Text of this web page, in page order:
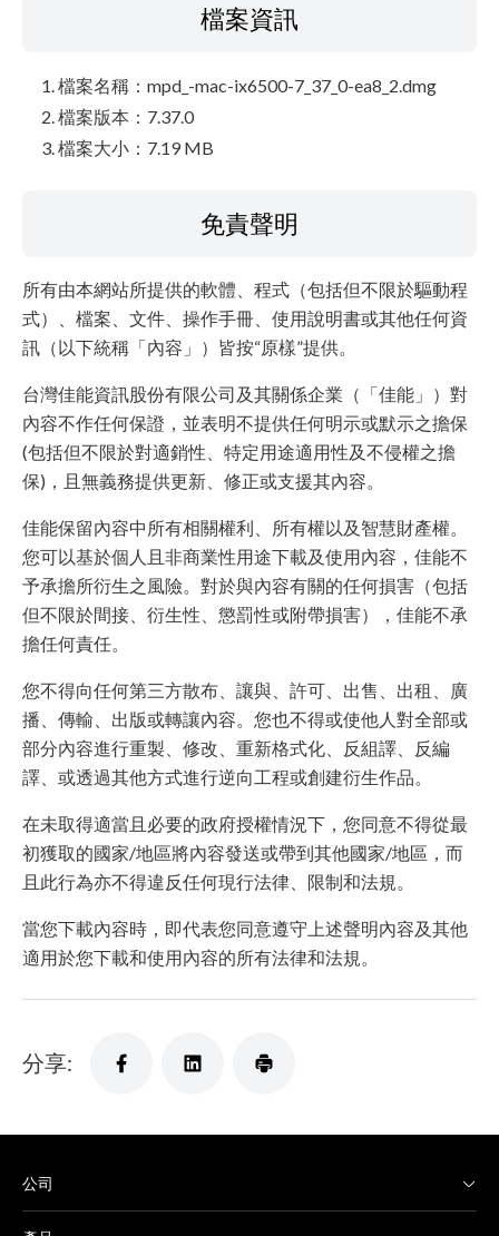
檔案資訊
檔案名稱：mpd_-mac-ix6500-7_37_0-ea8_2.dmg
檔案版本：7.37.0
檔案大小：7.19 MB
免責聲明
所有由本網站所提供的軟體、程式（包括但不限於驅動程
式）、檔案、文件、操作手冊、使用說明書或其他任何資
訊（以下統稱「內容」）皆按“原樣”提供。
台灣佳能資訊股份有限公司及其關係企業（「佳能」）對
內容不作任何保證，並表明不提供任何明示或默示之擔保
(包括但不限於對適銷性、特定用途適用性及不侵權之擔
保)，且無義務提供更新、修正或支援其內容。
佳能保留內容中所有相關權利、所有權以及智慧財產權。
您可以基於個人且非商業性用途下載及使用內容，佳能不
予承擔所衍生之風險。對於與內容有關的任何損害（包括
但不限於間接、衍生性、懲罰性或附帶損害），佳能不承
擔任何責任。
您不得向任何第三方散布、讓與、許可、出售、出租、廣
播、傳輸、出版或轉讓內容。您也不得或使他人對全部或
部分內容進行重製、修改、重新格式化、反組譯、反編
譯、或透過其他方式進行逆向工程或創建衍生作品。
在未取得適當且必要的政府授權情況下，您同意不得從最
初獲取的國家/地區將內容發送或帶到其他國家/地區，而
且此行為亦不得違反任何現行法律、限制和法規。
當您下載內容時，即代表您同意遵守上述聲明內容及其他
適用於您下載和使用內容的所有法律和法規。
分享:
公司